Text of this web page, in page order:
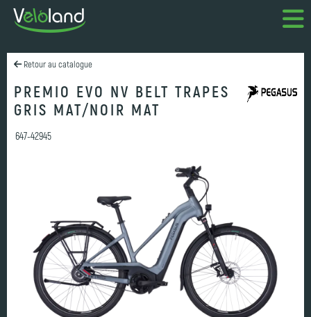
Retour au catalogue
PREMIO EVO NV BELT TRAPES
GRIS MAT/NOIR MAT
647-42945